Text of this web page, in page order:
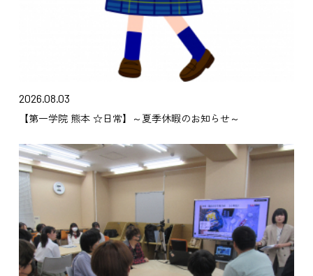
2026.08.03
【第一学院 熊本 ☆日常】～夏季休暇のお知らせ～